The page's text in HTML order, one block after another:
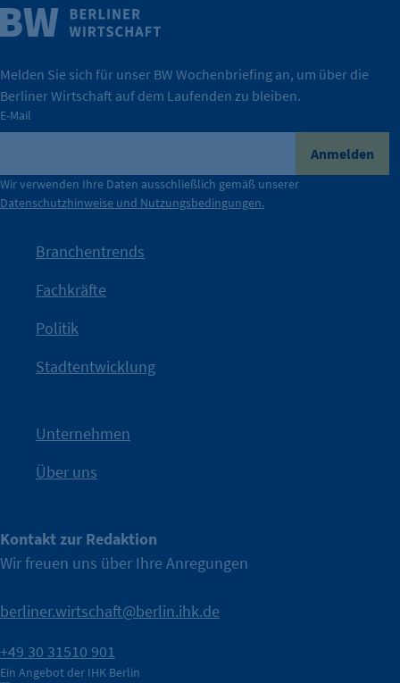
IHK Berlin. Offizieller Unterstützer der Berliner Wirtschaft.
Nach einer aufmerksamkeitsstarken Teaserphase geht die
Kampagne der IHK Berlin in die nächste Stufe. Mit
IHK?“wurde bewusst Neugier geweckt und Gespräche
mit Haltung.
Die Unternehmer stehen stellvertretend für die Vielfalt
der Berliner Wirtschaft.
Durch ihre Perspektiven wird deutlich, was der Claim
konkret bedeutet – und wie die IHK Berlin Unternehmen
tatsächlich unterstützt.
Wirtschaft.
Weitere Infos
Melden Sie sich für unser BW Wochenbriefing an, um über die
Berliner Wirtschaft auf dem Laufenden zu bleiben.
E-Mail
Anmelden
Wir verwenden Ihre Daten ausschließlich gemäß unserer
Datenschutzhinweise und Nutzungsbedingungen.
Branchentrends
Fachkräfte
Politik
Stadtentwicklung
Unternehmen
Über uns
Kontakt zur Redaktion
Wir freuen uns über Ihre Anregungen
berliner.wirtschaft@berlin.ihk.de
+49 30 31510 901
Ein Angebot der IHK Berlin